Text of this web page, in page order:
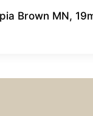
Brown MN,